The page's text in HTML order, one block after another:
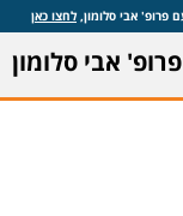
לחצו כאן
פרופ' אבי סלומון